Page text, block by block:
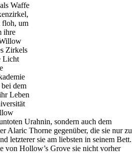
Waffe
floh, um
ihre
Zirkels
Licht
dem
Leben
Urahnin, sondern auch dem
Alaric Thorne gegenüber, die sie nur zu
letzterer sie am liebsten in seinem Bett.
von Hollow’s Grove sie nicht vorher